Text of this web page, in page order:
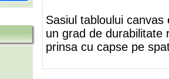
Sasiul tabloului
un grad de durabilitate
prinsa cu capse pe